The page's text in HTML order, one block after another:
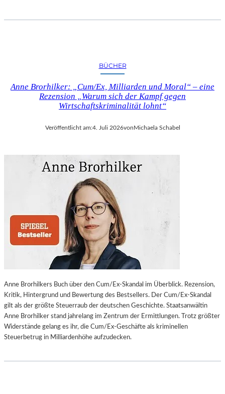
BÜCHER
Anne Brorhilker: „Cum/Ex, Milliarden und Moral“ – eine
Rezension „Warum sich der Kampf gegen
Wirtschaftskriminalität lohnt“
Veröffentlicht am:4. Juli 2026vonMichaela Schabel
Anne Brorhilkers Buch über den Cum/Ex-Skandal im Überblick. Rezension,
Kritik, Hintergrund und Bewertung des Bestsellers. Der Cum/Ex-Skandal
gilt als der größte Steuerraub der deutschen Geschichte. Staatsanwältin
Anne Brorhilker stand jahrelang im Zentrum der Ermittlungen. Trotz größter
Widerstände gelang es ihr, die Cum/Ex-Geschäfte als kriminellen
Steuerbetrug in Milliardenhöhe aufzudecken.